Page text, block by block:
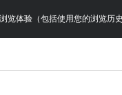
览体验（包括使用您的浏览历